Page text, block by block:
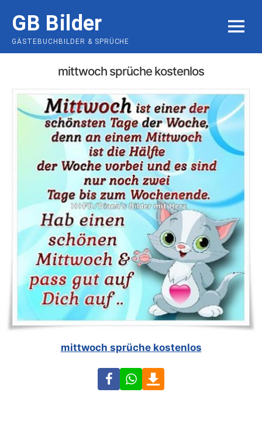
content
GB Bilder
GÄSTEBUCHBILDER & SPRÜCHE
MENU
mittwoch sprüche kostenlos
mittwoch sprüche kostenlos
FacebookWhatsApp